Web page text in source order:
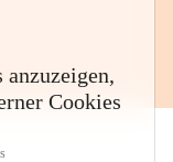
Cookies